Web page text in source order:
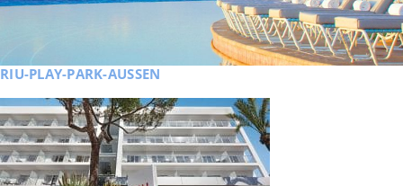
RIU-PLAY-PARK-AUSSEN